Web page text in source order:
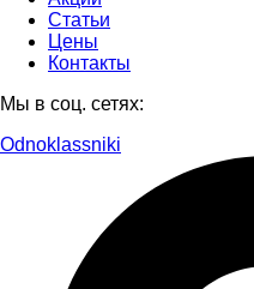
Статьи
Цены
Контакты
Мы в соц. сетях:
Odnoklassniki